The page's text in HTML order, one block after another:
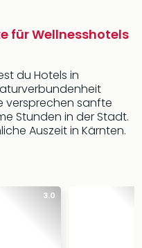
für Wellnesshotels
du Hotels in
versprechen sanfte
Stunden in der Stadt.
Auszeit in Kärnten.
3.0